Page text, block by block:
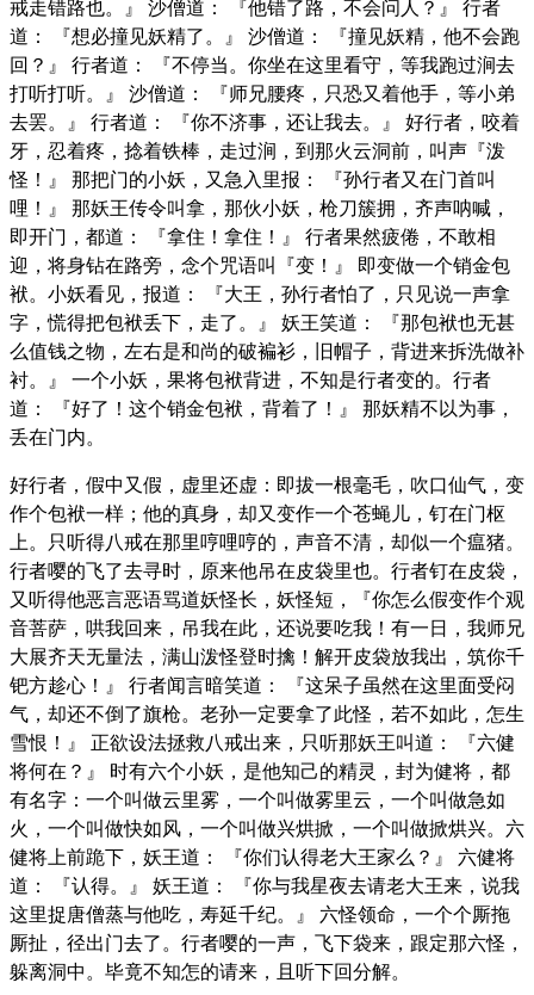
戒走错路也。』 沙僧道： 『他错了路，不会问人？』 行者
道： 『想必撞见妖精了。』 沙僧道： 『撞见妖精，他不会跑
回？』 行者道： 『不停当。你坐在这里看守，等我跑过涧去
打听打听。』 沙僧道： 『师兄腰疼，只恐又着他手，等小弟
去罢。』 行者道： 『你不济事，还让我去。』 好行者，咬着
牙，忍着疼，捻着铁棒，走过涧，到那火云洞前，叫声『泼
怪！』 那把门的小妖，又急入里报： 『孙行者又在门首叫
哩！』 那妖王传令叫拿，那伙小妖，枪刀簇拥，齐声呐喊，
即开门，都道： 『拿住！拿住！』 行者果然疲倦，不敢相
迎，将身钻在路旁，念个咒语叫『变！』 即变做一个销金包
袱。小妖看见，报道： 『大王，孙行者怕了，只见说一声拿
字，慌得把包袱丢下，走了。』 妖王笑道： 『那包袱也无甚
么值钱之物，左右是和尚的破褊衫，旧帽子，背进来拆洗做补
衬。』 一个小妖，果将包袱背进，不知是行者变的。行者
道： 『好了！这个销金包袱，背着了！』 那妖精不以为事，
丢在门内。
好行者，假中又假，虚里还虚：即拔一根毫毛，吹口仙气，变
作个包袱一样；他的真身，却又变作一个苍蝇儿，钉在门枢
上。只听得八戒在那里哼哩哼的，声音不清，却似一个瘟猪。
行者嘤的飞了去寻时，原来他吊在皮袋里也。行者钉在皮袋，
又听得他恶言恶语骂道妖怪长，妖怪短，『你怎么假变作个观
音菩萨，哄我回来，吊我在此，还说要吃我！有一日，我师兄
大展齐天无量法，满山泼怪登时擒！解开皮袋放我出，筑你千
钯方趁心！』 行者闻言暗笑道： 『这呆子虽然在这里面受闷
气，却还不倒了旗枪。老孙一定要拿了此怪，若不如此，怎生
雪恨！』 正欲设法拯救八戒出来，只听那妖王叫道： 『六健
将何在？』 时有六个小妖，是他知己的精灵，封为健将，都
有名字：一个叫做云里雾，一个叫做雾里云，一个叫做急如
火，一个叫做快如风，一个叫做兴烘掀，一个叫做掀烘兴。六
健将上前跪下，妖王道： 『你们认得老大王家么？』 六健将
道： 『认得。』 妖王道： 『你与我星夜去请老大王来，说我
这里捉唐僧蒸与他吃，寿延千纪。』 六怪领命，一个个厮拖
厮扯，径出门去了。行者嘤的一声，飞下袋来，跟定那六怪，
躲离洞中。毕竟不知怎的请来，且听下回分解。